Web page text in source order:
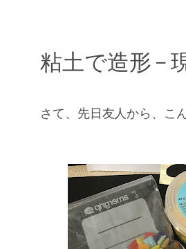
粘土で造形 –
さて、先日友人から、こ